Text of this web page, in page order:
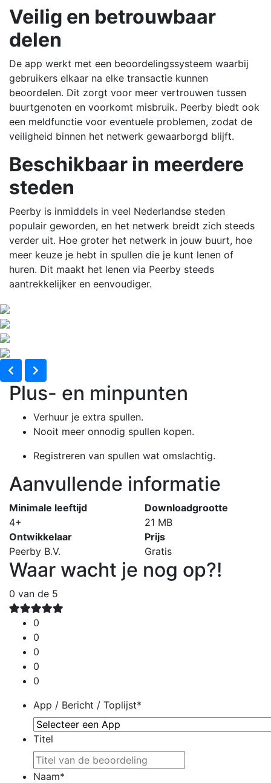
Veilig en betrouwbaar
delen
De app werkt met een beoordelingssysteem waarbij
gebruikers elkaar na elke transactie kunnen
beoordelen. Dit zorgt voor meer vertrouwen tussen
buurtgenoten en voorkomt misbruik. Peerby biedt ook
een meldfunctie voor eventuele problemen, zodat de
veiligheid binnen het netwerk gewaarborgd blijft.
Beschikbaar in meerdere
steden
Peerby is inmiddels in veel Nederlandse steden
populair geworden, en het netwerk breidt zich steeds
verder uit. Hoe groter het netwerk in jouw buurt, hoe
meer keuze je hebt in spullen die je kunt lenen of
huren. Dit maakt het lenen via Peerby steeds
aantrekkelijker en eenvoudiger.
Plus- en minpunten
Verhuur je extra spullen.
Nooit meer onnodig spullen kopen.
Registreren van spullen wat omslachtig.
Aanvullende informatie
Minimale leeftijd
4+
Downloadgrootte
21 MB
Ontwikkelaar
Peerby B.V.
Prijs
Gratis
Waar wacht je nog op?!
0 van de 5
0
0
0
0
0
App / Bericht / Toplijst*
Titel
Naam*